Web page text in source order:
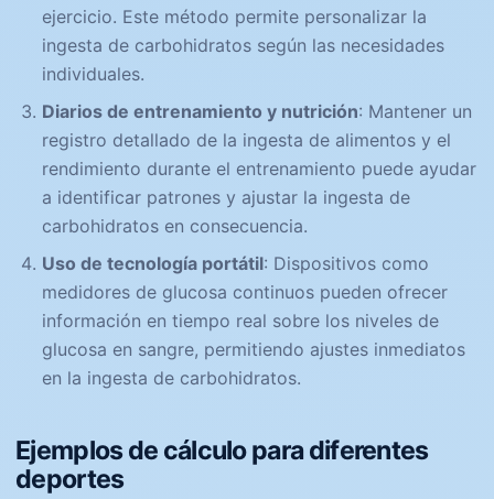
ejercicio. Este método permite personalizar la
ingesta de carbohidratos según las necesidades
individuales.
Diarios de entrenamiento y nutrición: Mantener un
registro detallado de la ingesta de alimentos y el
rendimiento durante el entrenamiento puede ayudar
a identificar patrones y ajustar la ingesta de
carbohidratos en consecuencia.
Uso de tecnología portátil: Dispositivos como
medidores de glucosa continuos pueden ofrecer
información en tiempo real sobre los niveles de
glucosa en sangre, permitiendo ajustes inmediatos
en la ingesta de carbohidratos.
Ejemplos de cálculo para diferentes
deportes